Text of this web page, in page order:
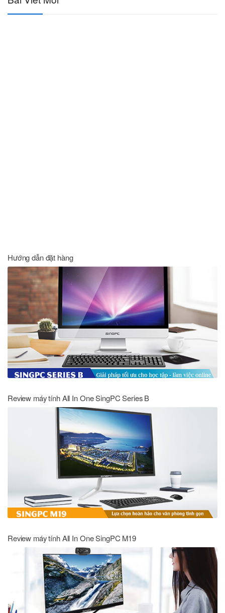
Hướng dẫn đặt hàng
Review máy tính All In One SingPC Series B
Review máy tính All In One SingPC M19